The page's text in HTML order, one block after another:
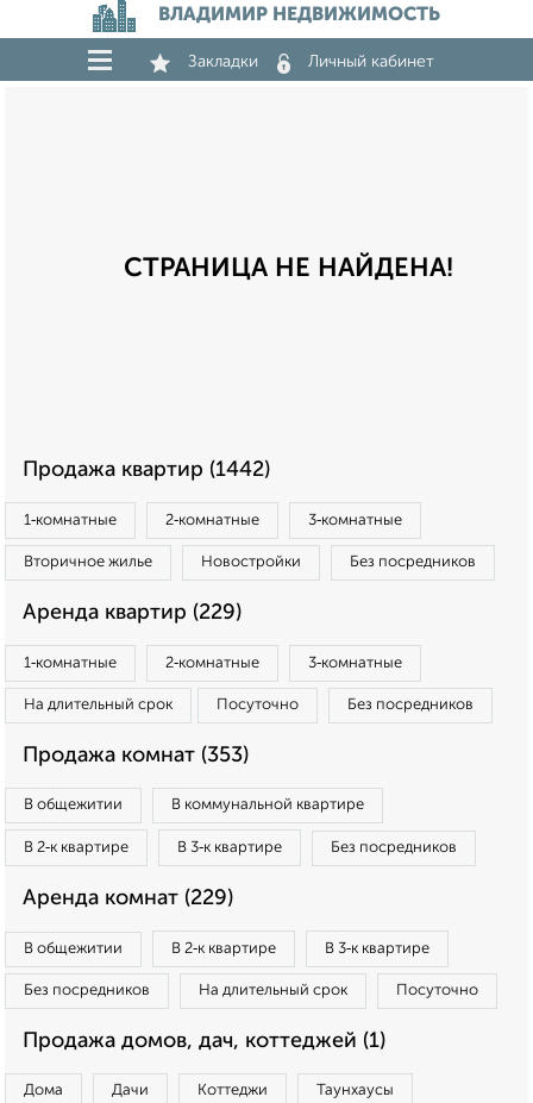
ВЛАДИМИР НЕДВИЖИМОСТЬ
Закладки Личный кабинет
СТРАНИЦА НЕ НАЙДЕНА!
Продажа квартир (1442)
1‑комнатные 2‑комнатные 3‑комнатные
Вторичное жилье Новостройки Без посредников
Аренда квартир (229)
1‑комнатные 2‑комнатные 3‑комнатные
На длительный срок Посуточно Без посредников
Продажа комнат (353)
В общежитии В коммунальной квартире
В 2‑к квартире В 3‑к квартире Без посредников
Аренда комнат (229)
В общежитии В 2‑к квартире В 3‑к квартире
Без посредников На длительный срок Посуточно
Продажа домов, дач, коттеджей (1)
Дома Дачи Коттеджи Таунхаусы